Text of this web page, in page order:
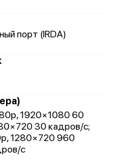
порт (IRDA)
1920×1080 60
30 кадров/с;
1280×720 960
с